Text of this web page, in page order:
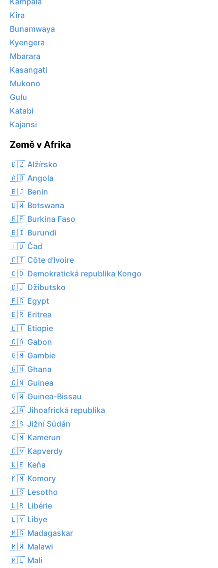
Kira
Bunamwaya
Kyengera
Mbarara
Kasangati
Mukono
Gulu
Katabi
Kajansi
Země v Afrika
🇩🇿 Alžírsko
🇦🇴 Angola
🇧🇯 Benin
🇧🇼 Botswana
🇧🇫 Burkina Faso
🇧🇮 Burundi
🇹🇩 Čad
🇨🇮 Côte d’Ivoire
🇨🇩 Demokratická republika Kongo
🇩🇯 Džibutsko
🇪🇬 Egypt
🇪🇷 Eritrea
🇪🇹 Etiopie
🇬🇦 Gabon
🇬🇲 Gambie
🇬🇭 Ghana
🇬🇳 Guinea
🇬🇼 Guinea-Bissau
🇿🇦 Jihoafrická republika
🇸🇸 Jižní Súdán
🇨🇲 Kamerun
🇨🇻 Kapverdy
🇰🇪 Keňa
🇰🇲 Komory
🇱🇸 Lesotho
🇱🇷 Libérie
🇱🇾 Libye
🇲🇬 Madagaskar
🇲🇼 Malawi
🇲🇱 Mali